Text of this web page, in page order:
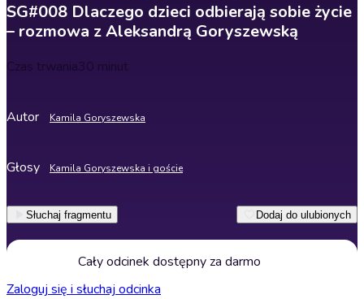
SG#008 Dlaczego dzieci odbierają sobie życie
– rozmowa z Aleksandrą Goryszewską
Czas trwania30 minut
Autor Kamila Goryszewska
Głosy Kamila Goryszewska i goście
Słuchaj fragmentu Dodaj do ulubionych
Cały odcinek dostępny za darmo
Zaloguj się i słuchaj odcinka